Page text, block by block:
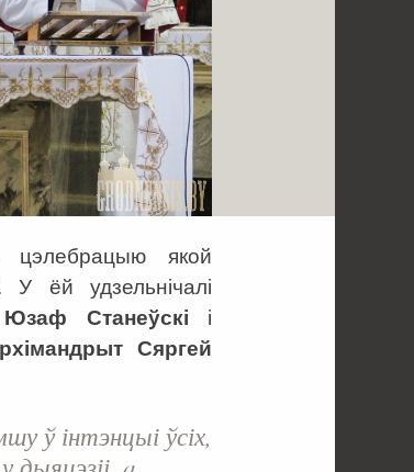
цэлебрацыю якой
У ёй удзельнічалі
Юзаф Станеўскі і
Сяргей
ў інтэнцыі ўсіх,